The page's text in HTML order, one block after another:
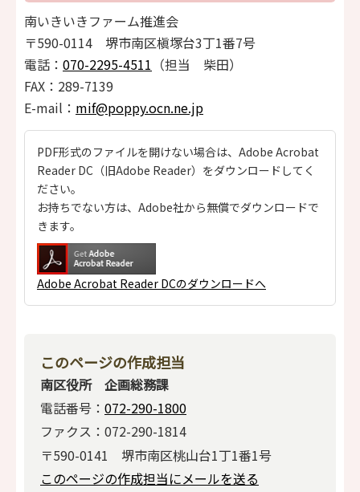
南いきいきファーム推進会
〒590-0114 堺市南区槇塚台3丁1番7号
電話： 070-2295-4511 （担当 柴田）
FAX：289-7139
E-mail： mif@poppy.ocn.ne.jp
PDF形式のファイルを開けない場合は、Adobe Acrobat
Reader DC（旧Adobe Reader）をダウンロードしてく
ださい。
お持ちでない方は、Adobe社から無償でダウンロードで
きます。
Adobe Acrobat Reader DCのダウンロードへ
このページの作成担当
南区役所 企画総務課
電話番号： 072-290-1800
ファクス：072-290-1814
〒590-0141 堺市南区桃山台1丁1番1号
このページの作成担当にメールを送る